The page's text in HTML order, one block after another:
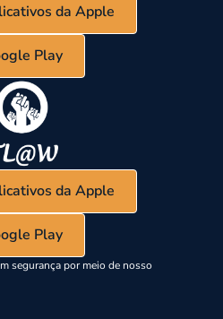
da Apple
Play
da Apple
Play
segurança por meio de nosso